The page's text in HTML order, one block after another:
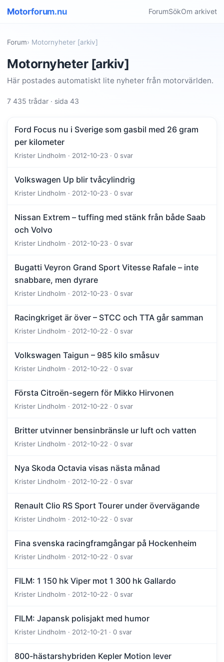
Motorforum.nu ForumSökOm arkivet
Forum› Motornyheter [arkiv]
Motornyheter [arkiv]
Här postades automatiskt lite nyheter från motorvärlden.
7 435 trådar · sida 43
Ford Focus nu i Sverige som gasbil med 26 gram
per kilometer
Krister Lindholm · 2012-10-23 · 0 svar
Volkswagen Up blir tvåcylindrig
Krister Lindholm · 2012-10-23 · 0 svar
Nissan Extrem – tuffing med stänk från både Saab
och Volvo
Krister Lindholm · 2012-10-23 · 0 svar
Bugatti Veyron Grand Sport Vitesse Rafale – inte
snabbare, men dyrare
Krister Lindholm · 2012-10-23 · 0 svar
Racingkriget är över – STCC och TTA går samman
Krister Lindholm · 2012-10-22 · 0 svar
Volkswagen Taigun – 985 kilo småsuv
Krister Lindholm · 2012-10-22 · 0 svar
Första Citroën-segern för Mikko Hirvonen
Krister Lindholm · 2012-10-22 · 0 svar
Britter utvinner bensinbränsle ur luft och vatten
Krister Lindholm · 2012-10-22 · 0 svar
Nya Skoda Octavia visas nästa månad
Krister Lindholm · 2012-10-22 · 0 svar
Renault Clio RS Sport Tourer under övervägande
Krister Lindholm · 2012-10-22 · 0 svar
Fina svenska racingframgångar på Hockenheim
Krister Lindholm · 2012-10-22 · 0 svar
FILM: 1 150 hk Viper mot 1 300 hk Gallardo
Krister Lindholm · 2012-10-22 · 0 svar
FILM: Japansk polisjakt med humor
Krister Lindholm · 2012-10-21 · 0 svar
800-hästarshybriden Kepler Motion lever